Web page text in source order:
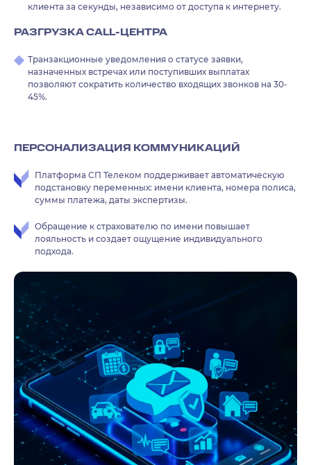
клиента за секунды, независимо от доступа к интернету.
РАЗГРУЗКА CALL-ЦЕНТРА
Транзакционные уведомления о статусе заявки,
назначенных встречах или поступивших выплатах
позволяют сократить количество входящих звонков на 30-
45%.
ПЕРСОНАЛИЗАЦИЯ КОММУНИКАЦИЙ
Платформа СП Телеком поддерживает автоматическую
подстановку переменных: имени клиента, номера полиса,
суммы платежа, даты экспертизы.
Обращение к страхователю по имени повышает
лояльность и создает ощущение индивидуального
подхода.